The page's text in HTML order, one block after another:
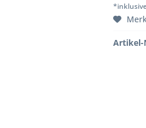
Artikel-